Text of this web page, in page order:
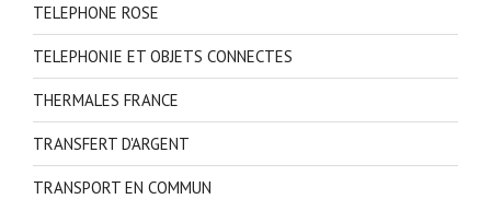
TELEPHONE ROSE
TELEPHONIE ET OBJETS CONNECTES
THERMALES FRANCE
TRANSFERT D'ARGENT
TRANSPORT EN COMMUN